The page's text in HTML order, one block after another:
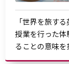
「世界を旅す
授業を行った
ることの意味を